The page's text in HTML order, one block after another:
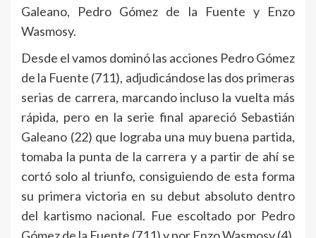
Galeano, Pedro Gómez de la Fuente y Enzo
Wasmosy.
Desde el vamos dominó las acciones Pedro Gómez
de la Fuente (711), adjudicándose las dos primeras
serias de carrera, marcando incluso la vuelta más
rápida, pero en la serie final apareció Sebastián
Galeano (22) que lograba una muy buena partida,
tomaba la punta de la carrera y a partir de ahí se
cortó solo al triunfo, consiguiendo de esta forma
su primera victoria en su debut absoluto dentro
del kartismo nacional. Fue escoltado por Pedro